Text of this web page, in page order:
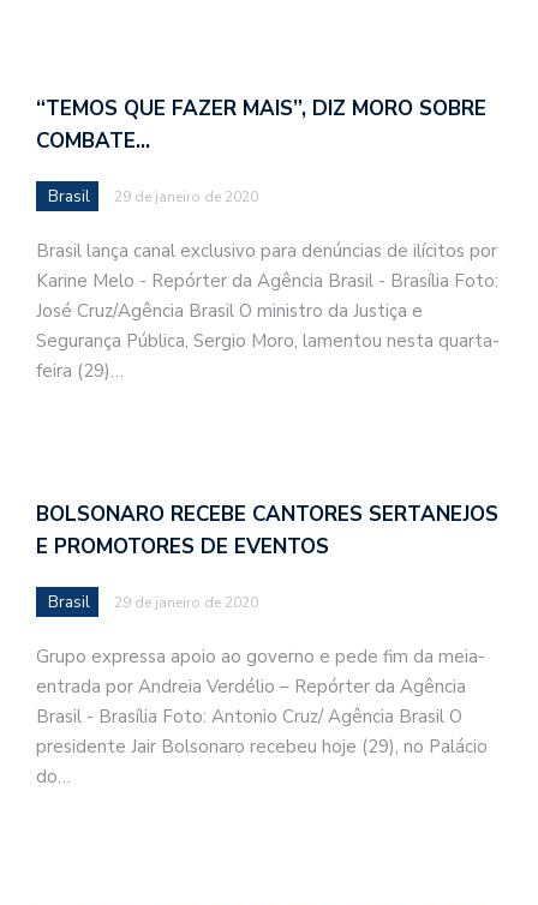
“TEMOS QUE FAZER MAIS”, DIZ MORO SOBRE
COMBATE…
Brasil 29 de janeiro de 2020
Brasil lança canal exclusivo para denúncias de ilícitos por
Karine Melo - Repórter da Agência Brasil - Brasília Foto:
José Cruz/Agência Brasil O ministro da Justiça e
Segurança Pública, Sergio Moro, lamentou nesta quarta-
feira (29)…
BOLSONARO RECEBE CANTORES SERTANEJOS
E PROMOTORES DE EVENTOS
Brasil 29 de janeiro de 2020
Grupo expressa apoio ao governo e pede fim da meia-
entrada por Andreia Verdélio – Repórter da Agência
Brasil - Brasília Foto: Antonio Cruz/ Agência Brasil O
presidente Jair Bolsonaro recebeu hoje (29), no Palácio
do…